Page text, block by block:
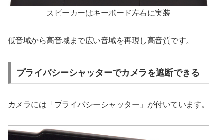
スピーカーはキーボード左右に実装
低音域から高音域まで広い音域を再現し高音質です。
プライバシーシャッターでカメラを遮断できる
カメラには「プライバシーシャッター」が付いています。